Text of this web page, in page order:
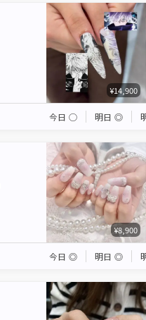
¥14,900
今日 ◯ 明日 ◎
¥8,900
今日 ◎ 明日 ◎